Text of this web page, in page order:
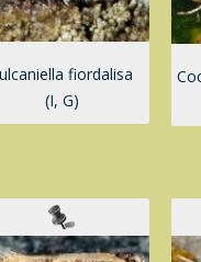
fiordalisa
(I, G)